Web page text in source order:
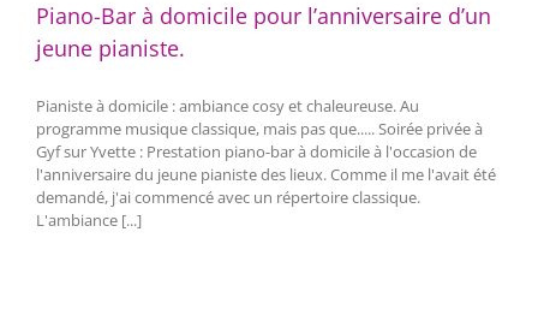
Piano-Bar à domicile pour l’anniversaire d’un
jeune pianiste.
Pianiste à domicile : ambiance cosy et chaleureuse. Au
programme musique classique, mais pas que..... Soirée privée à
Gyf sur Yvette : Prestation piano-bar à domicile à l'occasion de
l'anniversaire du jeune pianiste des lieux. Comme il me l'avait été
demandé, j'ai commencé avec un répertoire classique.
L'ambiance [...]